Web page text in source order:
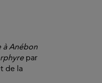
à Anébon
par
de la